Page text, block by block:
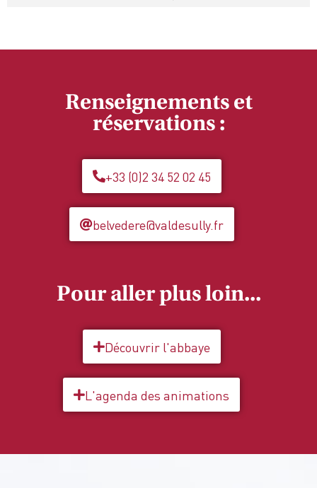
Renseignements et
réservations :
+33 (0)2 34 52 02 45
belvedere@valdesully.fr
Pour aller plus loin...
Découvrir l'abbaye
L'agenda des animations